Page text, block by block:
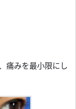
痛みを最小限にし